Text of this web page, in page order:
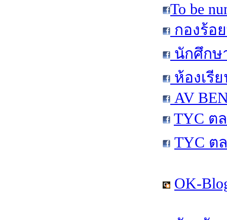
To be
กองร้อ
นักศึกษ
ห้องเรี
AV
TYC ต
TYC ต
OK-